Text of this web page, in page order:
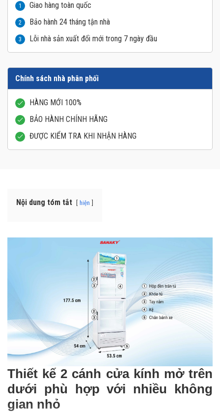
1 Giao hàng toàn quốc
2 Bảo hành 24 tháng tận nhà
3 Lỗi nhà sản xuất đổi mới trong 7 ngày đầu
Chính sách nhà phân phối
HÀNG MỚI 100%
BẢO HÀNH CHÍNH HÃNG
ĐƯỢC KIỂM TRA KHI NHẬN HÀNG
Nội dung tóm tắt hiện
Thiết kế 2 cánh cửa kính mở trên
dưới phù hợp với nhiều không
gian nhỏ